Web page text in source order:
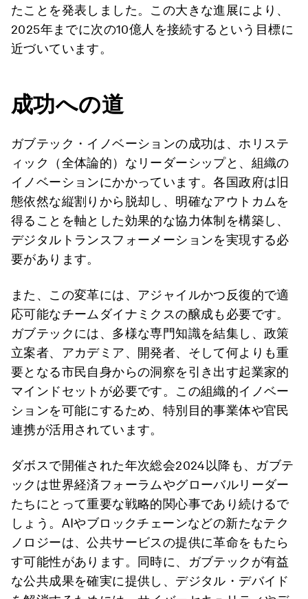
たことを発表しました。この大きな進展により、
2025年までに次の10億人を接続するという目標に
近づいています。
成功への道
ガブテック・イノベーションの成功は、ホリステ
ィック（全体論的）なリーダーシップと、組織の
イノベーションにかかっています。各国政府は旧
態依然な縦割りから脱却し、明確なアウトカムを
得ることを軸とした効果的な協力体制を構築し、
デジタルトランスフォーメーションを実現する必
要があります。
また、この変革には、アジャイルかつ反復的で適
応可能なチームダイナミクスの醸成も必要です。
ガブテックには、多様な専門知識を結集し、政策
立案者、アカデミア、開発者、そして何よりも重
要となる市民自身からの洞察を引き出す起業家的
マインドセットが必要です。この組織的イノベー
ションを可能にするため、特別目的事業体や官民
連携が活用されています。
ダボスで開催された年次総会2024以降も、ガブテ
ックは世界経済フォーラムやグローバルリーダー
たちにとって重要な戦略的関心事であり続けるで
しょう。AIやブロックチェーンなどの新たなテク
ノロジーは、公共サービスの提供に革命をもたら
す可能性があります。同時に、ガブテックが有益
な公共成果を確実に提供し、デジタル・デバイド